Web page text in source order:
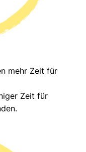
mehr Zeit für
Zeit für